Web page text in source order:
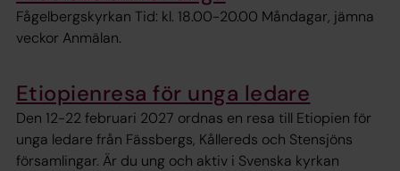
Fågelbergskyrkan Tid: kl. 18.00-20.00 Måndagar, jämna
veckor Anmälan.
Etiopienresa för unga ledare
Den 12-22 februari 2027 ordnas en resa till Etiopien för
unga ledare från Fässbergs, Kållereds och Stensjöns
församlingar. Är du ung och aktiv i Svenska kyrkan